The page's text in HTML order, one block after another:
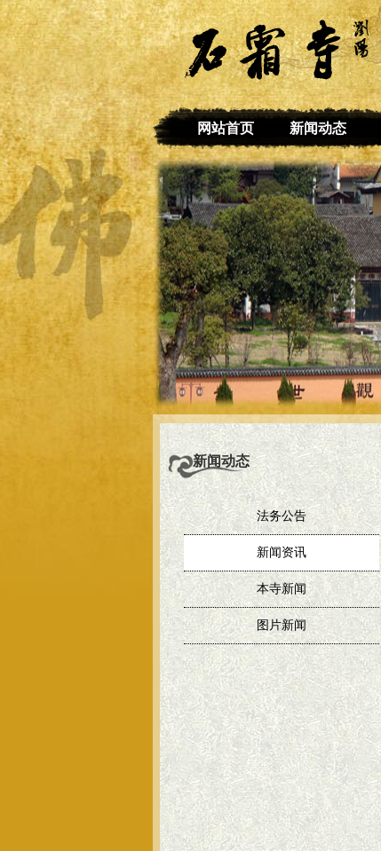
网站首页 新闻动态
新闻动态
法务公告
新闻资讯
本寺新闻
图片新闻